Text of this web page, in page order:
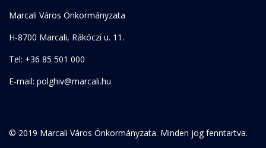
Marcali Város Önkormányzata
H-8700 Marcali, Rákóczi u. 11.
Tel: +36 85 501 000
E-mail: polghiv@marcali.hu
© 2019 Marcali Város Önkormányzata. Minden jog fenntartva.